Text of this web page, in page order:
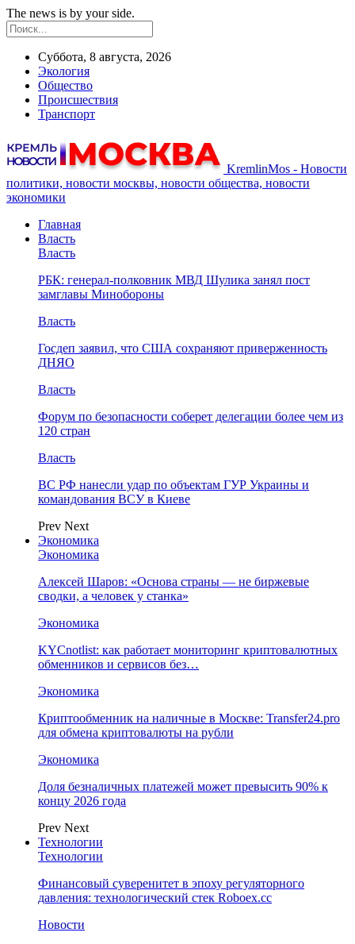
The news is by your side.
Суббота, 8 августа, 2026
Экология
Общество
Происшествия
Транспорт
KremlinMos - Новости
политики, новости москвы, новости общества, новости
экономики
Главная
Власть
Власть
РБК: генерал-полковник МВД Шулика занял пост
замглавы Минобороны
Власть
Госдеп заявил, что США сохраняют приверженность
ДНЯО
Власть
Форум по безопасности соберет делегации более чем из
120 стран
Власть
ВС РФ нанесли удар по объектам ГУР Украины и
командования ВСУ в Киеве
Prev Next
Экономика
Экономика
Алексей Шаров: «Основа страны — не биржевые
сводки, а человек у станка»
Экономика
KYCnotlist: как работает мониторинг криптовалютных
обменников и сервисов без…
Экономика
Криптообменник на наличные в Москве: Transfer24.pro
для обмена криптовалюты на рубли
Экономика
Доля безналичных платежей может превысить 90% к
концу 2026 года
Prev Next
Технологии
Технологии
Финансовый суверенитет в эпоху регуляторного
давления: технологический стек Roboex.cc
Новости